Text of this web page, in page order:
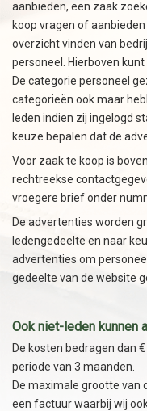
aanbieden, een zaak
koop vragen of
overzicht vinden van
personeel. Hierboven
De categorie personeel
categorieën ook maar
leden indien zij ingelogd
keuze bepalen dat de
Voor zaak te koop is
rechtreekse
vroegere brief onder
De advertenties worden
ledengedeelte en naar
advertenties om
gedeelte van de website
Ook niet-leden kunnen
De kosten bedragen dan
periode van 3 maanden.
De maximale grootte van
een factuur waarbij wij